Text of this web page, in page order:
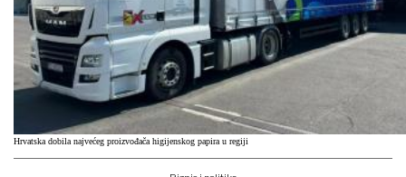
Hrvatska dobila najvećeg proizvođača higijenskog papira u regiji